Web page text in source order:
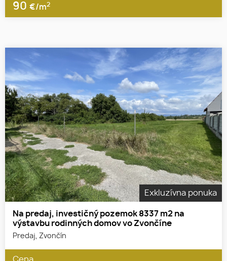
90 €/m2
Exkluzívna ponuka
Na predaj, investičný pozemok 8337 m2 na
výstavbu rodinných domov vo Zvončíne
Predaj, Zvončín